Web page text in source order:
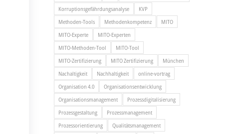
Korruptionsgefährdungsanalyse
KVP
Methoden-Tools
Methodenkompetenz
MITO
MITO-Experte
MITO-Experten
MITO-Methoden-Tool
MITO-Tool
MITO-Zertifizierung
MITO Zertifizierung
München
Nachaltigkeit
Nachhaltigkeit
online-vortrag
Organisation 4.0
Organisationsentwicklung
Organisationsmanagement
Prozessdigitalisierung
Prozessgestaltung
Prozessmanagement
Prozessorientierung
Qualitätsmanagement